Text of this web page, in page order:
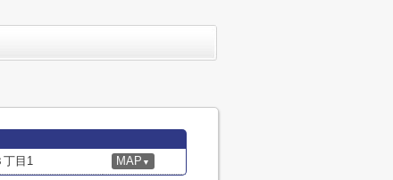
丁目1 MAP ▼